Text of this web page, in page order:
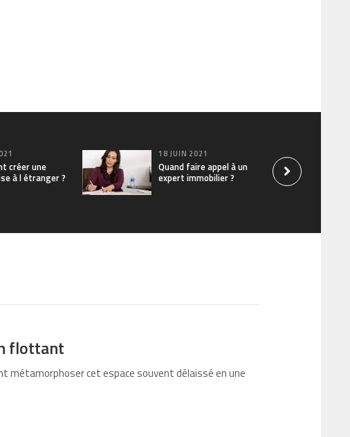
créer une
à l étranger ?
18 JUIN 2021
Quand faire appel à un
expert immobilier ?
flottant
métamorphoser cet espace souvent délaissé en une